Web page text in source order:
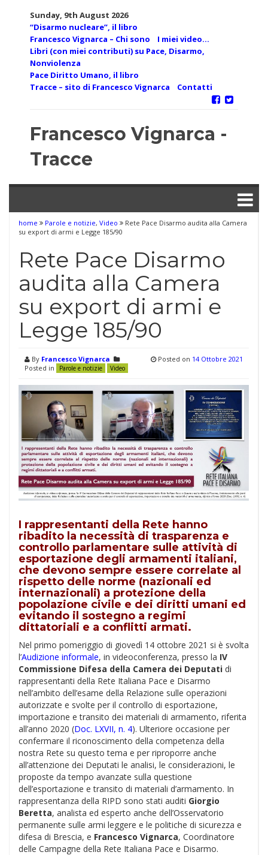
Sunday, 9th August 2026
“Disarmo nucleare”, il libro
Francesco Vignarca – Chi sono
I miei video…
Libri (con miei contributi) su Pace, Disarmo,
Nonviolenza
Pace Diritto Umano, il libro
Tracce – sito di Francesco Vignarca
Contatti
Francesco Vignarca -
Tracce
home Parole e notizie, Video
Rete Pace Disarmo audita alla Camera
su export di armi e Legge 185/90
Rete Pace Disarmo
audita alla Camera
su export di armi e
Legge 185/90
By Francesco Vignarca
Posted in
Parole e notizie Video
Posted on 14 Ottobre 2021
I rappresentanti della Rete hanno
ribadito la necessità di trasparenza e
controllo parlamentare sulle attività di
esportazione degli armamenti italiani,
che devono sempre essere correlate al
rispetto delle norme (nazionali ed
internazionali) a protezione della
popolazione civile e dei diritti umani ed
evitando il sostegno a regimi
dittatoriali e a conflitti armati.
Nel primo pomeriggio di giovedì 14 ottobre 2021 si è svolta
l’Audizione informale, in videoconferenza, presso la IV
Commissione Difesa della Camera dei Deputati di
rappresentanti della Rete Italiana Pace e Disarmo
nell’ambito dell’esame della Relazione sulle operazioni
autorizzate e svolte per il controllo di esportazione,
importazione e transito dei materiali di armamento, riferita
all’anno 2020 (Doc. LXVII, n. 4). Ulteriore occasione per
confermare il riconoscimento della competenza della
nostra Rete su questo tema e per riproporre anche
all’attenzione dei Deputati le analisi, le considerazioni, le
proposte da tempo avanzate sulla questione
dell’esportazione e transito di materiali d’armamento. In
rappresentanza della RIPD sono stati auditi Giorgio
Beretta, analista ed esperto anche dell’Osservatorio
permanente sulle armi leggere e le politiche di sicurezza e
difesa di Brescia, e Francesco Vignarca, Coordinatore
delle Campagne della Rete Italiana Pace e Disarmo.